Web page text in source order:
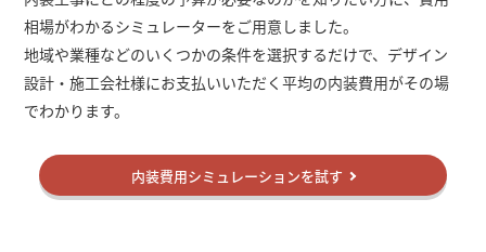
相場がわかるシミュレーターをご用意しました。
地域や業種などのいくつかの条件を選択するだけで、デザイン
設計・施工会社様にお支払いいただく平均の内装費用がその場
でわかります。
内装費用シミュレーションを試す